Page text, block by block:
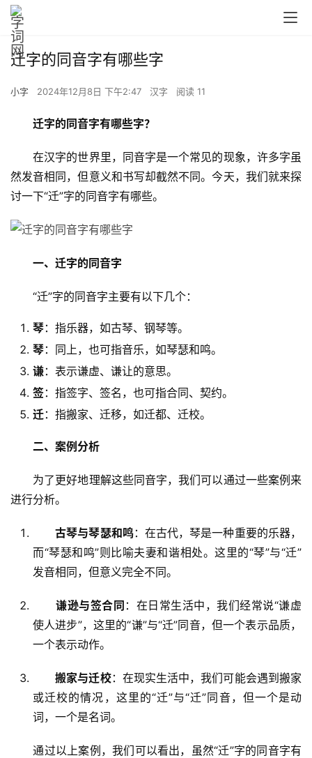
迁字的同音字有哪些字
小字 2024年12月8日 下午2:47 汉字 阅读 11
迁字的同音字有哪些字？
在汉字的世界里，同音字是一个常见的现象，许多字虽
然发音相同，但意义和书写却截然不同。今天，我们就来探
讨一下“迁”字的同音字有哪些。
一、迁字的同音字
“迁”字的同音字主要有以下几个：
琴：指乐器，如古琴、钢琴等。
琴：同上，也可指音乐，如琴瑟和鸣。
谦：表示谦虚、谦让的意思。
签：指签字、签名，也可指合同、契约。
迁：指搬家、迁移，如迁都、迁校。
二、案例分析
为了更好地理解这些同音字，我们可以通过一些案例来
进行分析。
古琴与琴瑟和鸣：在古代，琴是一种重要的乐器，
而“琴瑟和鸣”则比喻夫妻和谐相处。这里的“琴”与“迁”
发音相同，但意义完全不同。
谦逊与签合同 ：在日常生活中，我们经常说“谦虚
使人进步”，这里的“谦”与“迁”同音，但一个表示品质，
一个表示动作。
搬家与迁校：在现实生活中，我们可能会遇到搬家
或迁校的情况，这里的“迁”与“迁”同音，但一个是动
词，一个是名词。
通过以上案例，我们可以看出，虽然“迁”字的同音字有